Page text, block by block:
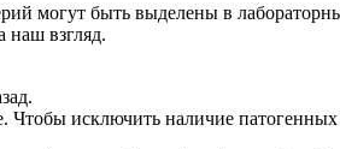
могут быть выделены в
наш взгляд.
Чтобы исключить наличие